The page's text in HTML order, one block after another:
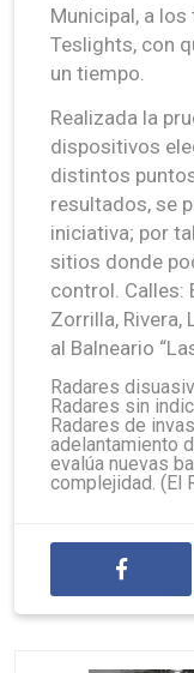
Municipal, a
Teslights, con
un tiempo.
Realizada la
dispositivos
distintos
resultados, se
iniciativa; por
sitios donde
control. Calles:
Zorrilla, Rivera,
al Balneario
Radares
Radares sin
Radares de
adelantamiento
evalúa nuevas
complejidad. (El